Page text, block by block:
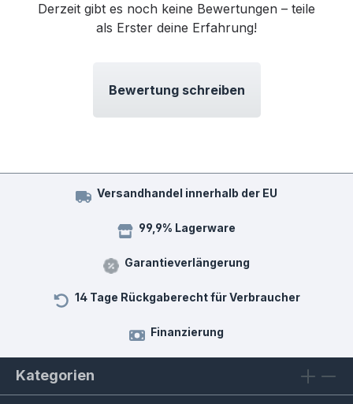
Derzeit gibt es noch keine Bewertungen – teile
als Erster deine Erfahrung!
Bewertung schreiben
Versandhandel innerhalb der EU
99,9% Lagerware
Garantieverlängerung
14 Tage Rückgaberecht für Verbraucher
Finanzierung
Kategorien